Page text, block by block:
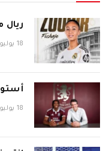
ريال
18 يوليو، 2026
18 يوليو، 2026